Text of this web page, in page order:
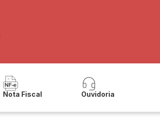
Nota Fiscal Ouvidoria